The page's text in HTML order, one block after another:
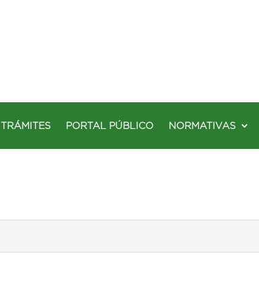
TRÁMITES PORTAL PÚBLICO NORMATIVAS